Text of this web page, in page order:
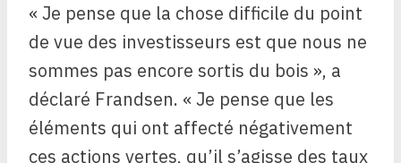
« Je pense que la chose difficile du point
de vue des investisseurs est que nous ne
sommes pas encore sortis du bois », a
déclaré Frandsen. « Je pense que les
éléments qui ont affecté négativement
ces actions vertes, qu’il s’agisse des taux